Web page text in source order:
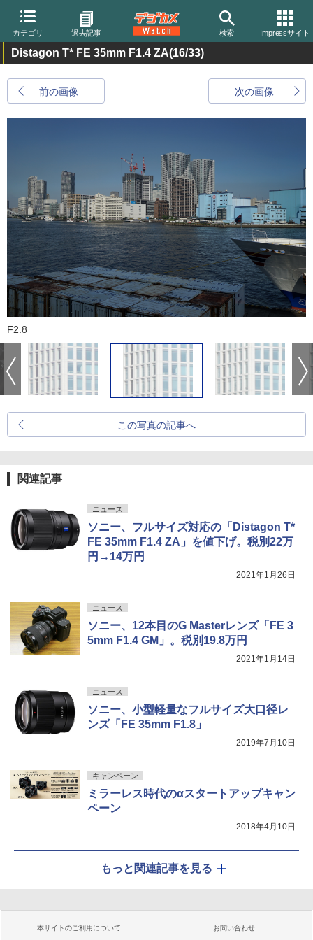
カテゴリ 過去記事 検索 Impressサイト
Distagon T* FE 35mm F1.4 ZA(16/33)
前の画像 次の画像
F2.8
この写真の記事へ
関連記事
ニュース
ソニー、フルサイズ対応の「Distagon T*
FE 35mm F1.4 ZA」を値下げ。税別22万
円→14万円
2021年1月26日
ニュース
ソニー、12本目のG Masterレンズ「FE 3
5mm F1.4 GM」。税別19.8万円
2021年1月14日
ニュース
ソニー、小型軽量なフルサイズ大口径レ
ンズ「FE 35mm F1.8」
2019年7月10日
キャンペーン
ミラーレス時代のαスタートアップキャン
ペーン
2018年4月10日
もっと関連記事を見る
本サイトのご利用について お問い合わせ